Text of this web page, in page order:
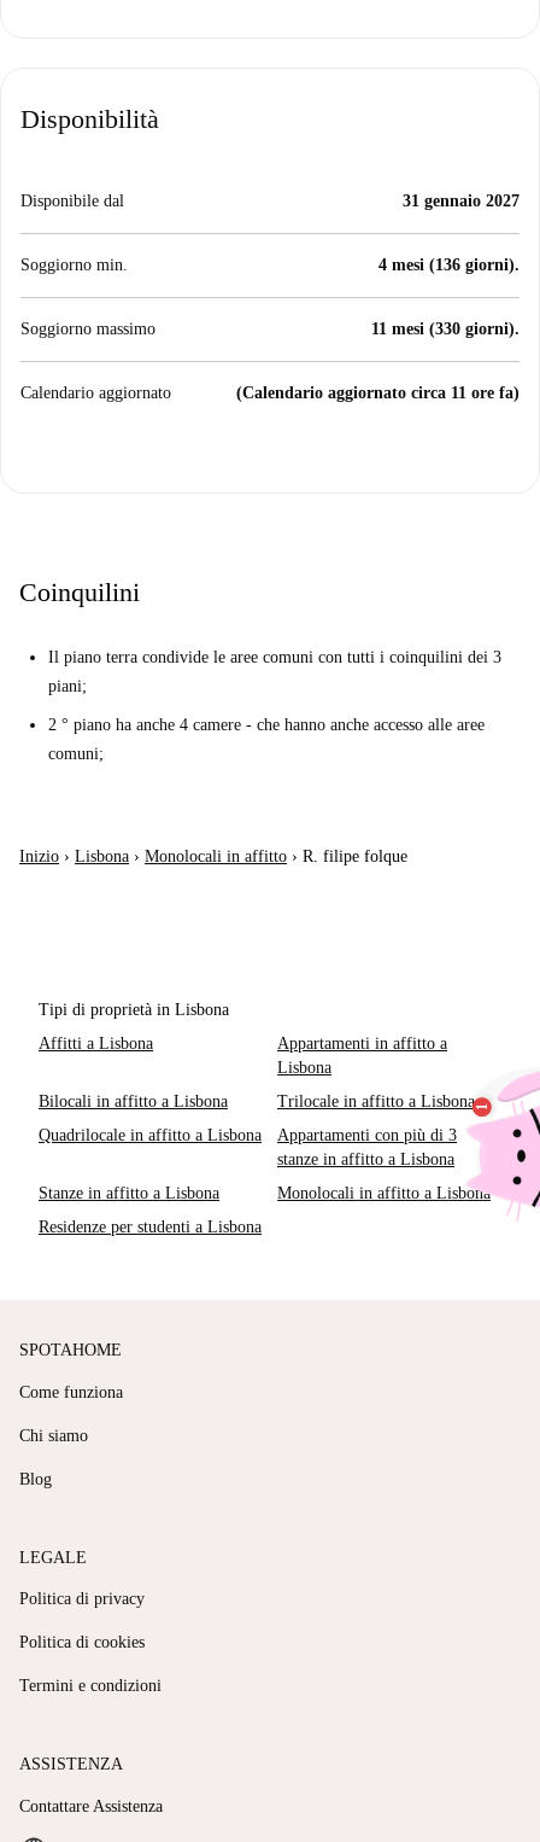
Disponibilità
Disponibile dal 31 gennaio 2027
Soggiorno min. 4 mesi (136 giorni).
Soggiorno massimo 11 mesi (330 giorni).
Calendario aggiornato (Calendario aggiornato circa 11 ore fa)
Coinquilini
Il piano terra condivide le aree comuni con tutti i coinquilini dei 3
piani;
2 ° piano ha anche 4 camere - che hanno anche accesso alle aree
comuni;
Inizio › Lisbona › Monolocali in affitto › R. filipe folque
Tipi di proprietà in Lisbona
Affitti a Lisbona
Appartamenti in affitto a
Lisbona
Bilocali in affitto a Lisbona
Trilocale in affitto a Lisbona
Quadrilocale in affitto a Lisbona
Appartamenti con più di 3
stanze in affitto a Lisbona
Stanze in affitto a Lisbona
Monolocali in affitto a Lisbona
Residenze per studenti a Lisbona
SPOTAHOME
Come funziona
Chi siamo
Blog
LEGALE
Politica di privacy
Politica di cookies
Termini e condizioni
ASSISTENZA
Contattare Assistenza